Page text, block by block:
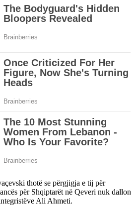
thotë se përgjigja e tij për
për Shqiptarët në Qeveri nuk dallon
Ali Ahmeti.